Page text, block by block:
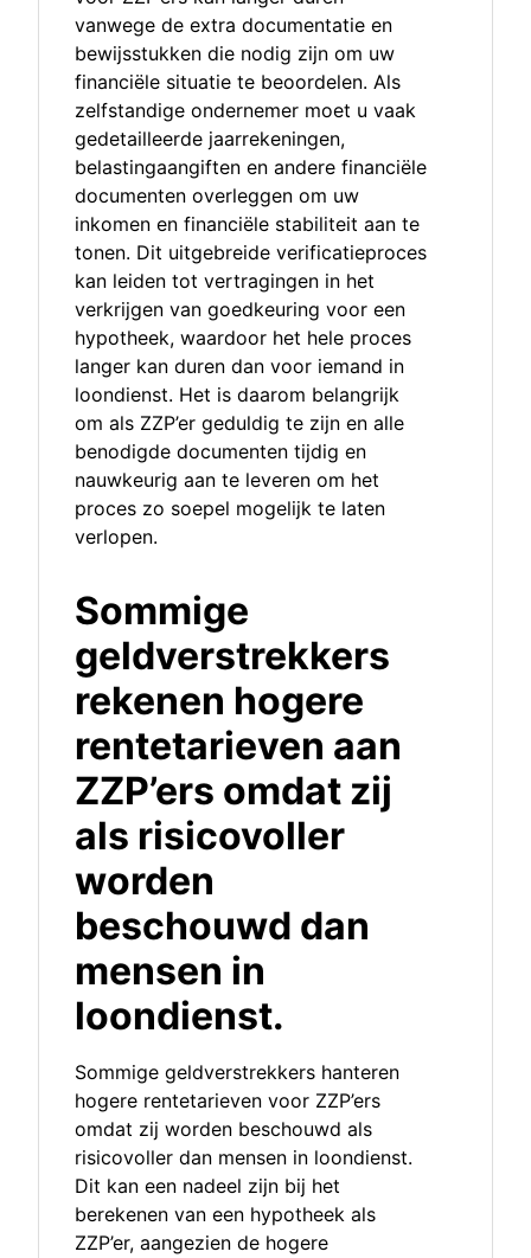
vanwege de extra documentatie en
bewijsstukken die nodig zijn om uw
financiële situatie te beoordelen. Als
zelfstandige ondernemer moet u vaak
gedetailleerde jaarrekeningen,
belastingaangiften en andere financiële
documenten overleggen om uw
inkomen en financiële stabiliteit aan te
tonen. Dit uitgebreide verificatieproces
kan leiden tot vertragingen in het
verkrijgen van goedkeuring voor een
hypotheek, waardoor het hele proces
langer kan duren dan voor iemand in
loondienst. Het is daarom belangrijk
om als ZZP’er geduldig te zijn en alle
benodigde documenten tijdig en
nauwkeurig aan te leveren om het
proces zo soepel mogelijk te laten
verlopen.
Sommige
geldverstrekkers
rekenen hogere
rentetarieven aan
ZZP’ers omdat zij
als risicovoller
worden
beschouwd dan
mensen in
loondienst.
Sommige geldverstrekkers hanteren
hogere rentetarieven voor ZZP’ers
omdat zij worden beschouwd als
risicovoller dan mensen in loondienst.
Dit kan een nadeel zijn bij het
berekenen van een hypotheek als
ZZP’er, aangezien de hogere